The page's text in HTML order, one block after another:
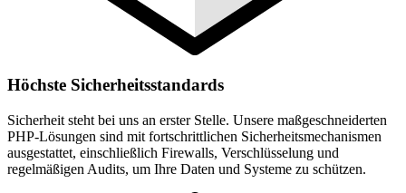
Höchste Sicherheitsstandards
Sicherheit steht bei uns an erster Stelle. Unsere maßgeschneiderten
PHP-Lösungen sind mit fortschrittlichen Sicherheitsmechanismen
ausgestattet, einschließlich Firewalls, Verschlüsselung und
regelmäßigen Audits, um Ihre Daten und Systeme zu schützen.